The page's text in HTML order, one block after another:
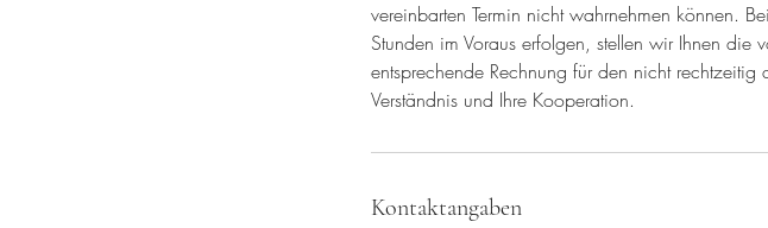
vereinbarten Termin nicht wahrnehmen können.
Stunden im Voraus erfolgen, stellen wir Ihnen die
entsprechende Rechnung für den nicht rechtzeitig
Verständnis und Ihre Kooperation.
Kontaktangaben